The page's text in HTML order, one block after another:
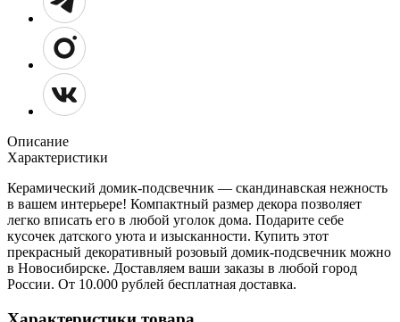
Описание
Характеристики
Керамический домик-подсвечник — скандинавская нежность
в вашем интерьере! Компактный размер декора позволяет
легко вписать его в любой уголок дома. Подарите себе
кусочек датского уюта и изысканности. Купить этот
прекрасный декоративный розовый домик-подсвечник можно
в Новосибирске. Доставляем ваши заказы в любой город
России. От 10.000 рублей бесплатная доставка.